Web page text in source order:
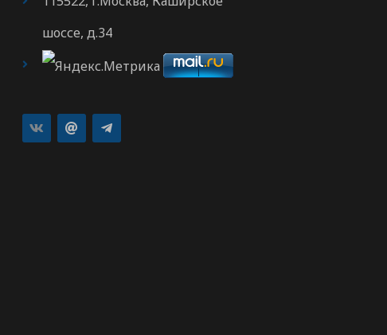
шоссе, д.34